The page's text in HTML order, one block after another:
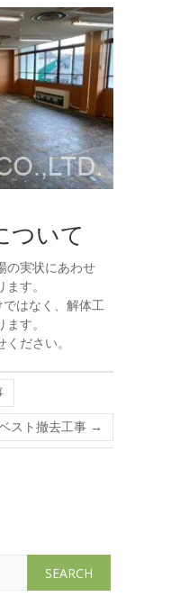
ついて
の実状にあわせ
す。
はなく、解体工
す。
ださい。
スト撤去工事 →